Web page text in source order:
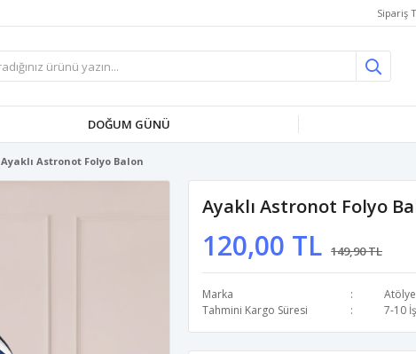
Sipariş
DOĞUM GÜNÜ
Ayaklı Astronot Folyo Balon
Ayaklı Astronot Folyo
120,00 TL 149,90 TL
Marka
Tahmini Kargo Süresi
7-10